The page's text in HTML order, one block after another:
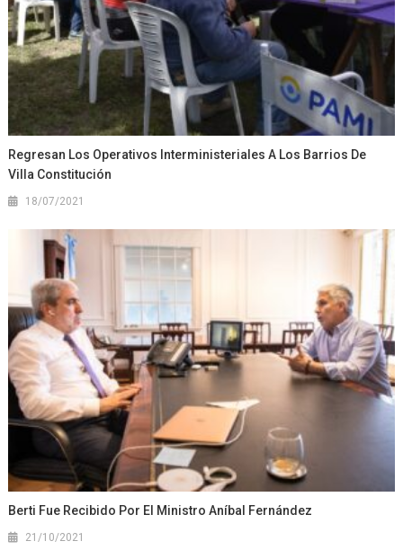
Regresan Los Operativos Interministeriales A Los Barrios De
Villa Constitución
18/07/2021
Berti Fue Recibido Por El Ministro Aníbal Fernández
21/10/2021